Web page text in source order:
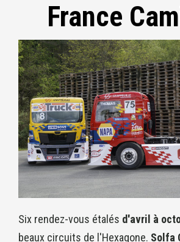
France
Six rendez-vous étalés d'avril à
beaux circuits de l'Hexagone. Solfa